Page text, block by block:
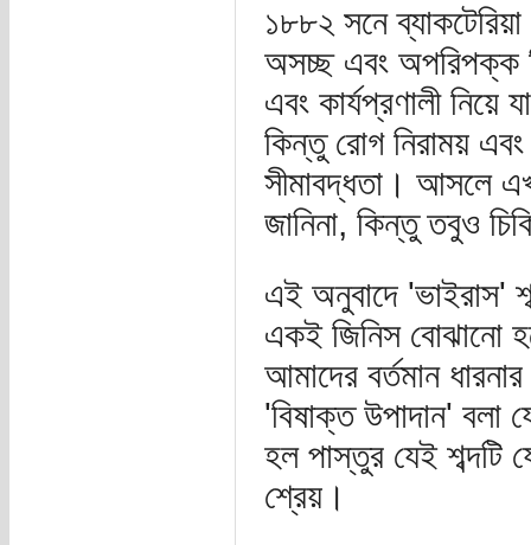
১৮৮২ সনে
অসচ্ছ এবং অপরিপক্ক
এবং কার্যপ্রণালী
কিন্তু রোগ নিরাময়
সীমাবদ্ধতা। আসলে
জানিনা, কিন্তু তবুও
এই অনুবাদে 'ভাইরাস'
একই জিনিস বোঝানো
আমাদের বর্তমান
'বিষাক্ত উপাদান'
হল পাস্তুর যেই শব্দটি
শ্রেয়।